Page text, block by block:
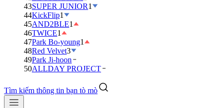
43SUPER JUNIOR1
44KickFlip1
45AND2BLE1
46TWICE1
47Park Bo-young1
48Red Velvet3
49Park Ji-hoon
50ALLDAY PROJECT
Tìm kiếm thông tin bạn tò mò